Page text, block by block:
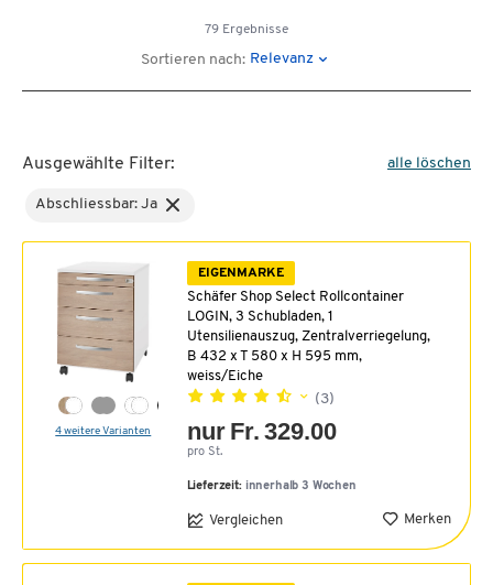
79 Ergebnisse
Sortieren nach: Relevanz
Ausgewählte Filter: alle löschen
Abschliessbar: Ja
4 weitere Varianten
EIGENMARKE
Schäfer Shop Select Rollcontainer
LOGIN, 3 Schubladen, 1
Utensilienauszug, Zentralverriegelung,
B 432 x T 580 x H 595 mm,
weiss/Eiche
(3)
nur Fr. 329.00
pro St.
Lieferzeit: innerhalb 3 Wochen
Vergleichen Merken